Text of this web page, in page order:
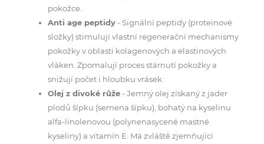
pokožce.
Anti age peptidy- Signální peptidy (proteinové
složky) stimulují vlastní regenerační mechanismy
pokožky v oblasti kolagenových a elastinových
vláken. Zpomalují proces stárnutí pokožky a
snižují počet i hloubku vrásek.
Olej z divoké růže- Jemný olej získaný z jader
plodů šípku (semena šípku), bohatý na kyselinu
alfa-linolenovou (polynenasycené mastné
kyseliny) a vitamín E. Má zvláště zjemňující